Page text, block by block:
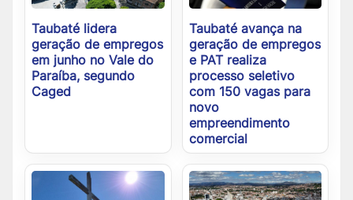
Taubaté lidera
geração de empregos
em junho no Vale do
Paraíba, segundo
Caged
Taubaté avança na
geração de empregos
e PAT realiza
processo seletivo
com 150 vagas para
novo
empreendimento
comercial